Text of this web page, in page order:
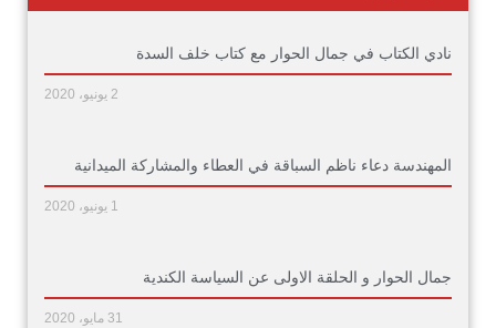
نادي الكتاب في جمال الحوار مع كتاب خلف السدة
2 يونيو، 2020
المهندسة دعاء ناظم السباقة في العطاء والمشاركة الميدانية
1 يونيو، 2020
جمال الحوار و الحلقة الاولى عن السياسة الكندية
31 مايو، 2020